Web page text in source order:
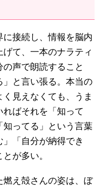
接続し、情報を脳内
て、一本のナラティ
声で朗読すること
と言い張る。本当の
見えなくても、うま
ればそれを「知って
知ってる」という言葉
「自分が納得でき
が多い。
え殻さんの姿は、ぼ